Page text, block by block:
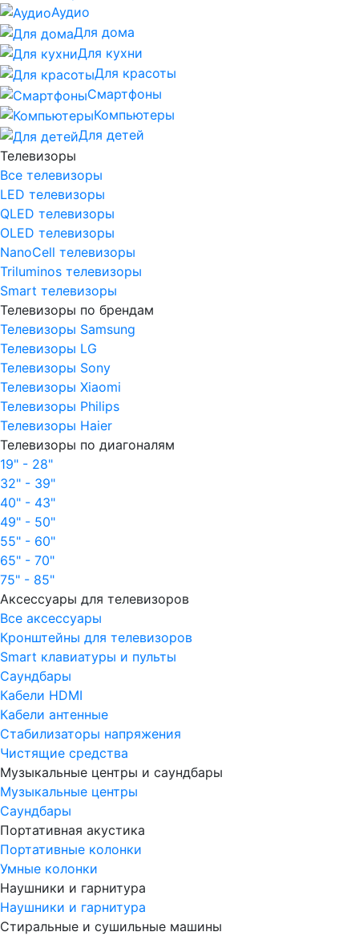
Аудио
Для дома
Для кухни
Для красоты
Смартфоны
Компьютеры
Для детей
Телевизоры
Все телевизоры
LED телевизоры
QLED телевизоры
OLED телевизоры
NanoCell телевизоры
Triluminos телевизоры
Smart телевизоры
Телевизоры по брендам
Телевизоры Samsung
Телевизоры LG
Телевизоры Sony
Телевизоры Xiaomi
Телевизоры Philips
Телевизоры Haier
Телевизоры по диагоналям
19" - 28"
32" - 39"
40" - 43"
49" - 50"
55" - 60"
65" - 70"
75" - 85"
Аксессуары для телевизоров
Все аксессуары
Кронштейны для телевизоров
Smart клавиатуры и пульты
Саундбары
Кабели HDMI
Кабели антенные
Стабилизаторы напряжения
Чистящие средства
Музыкальные центры и саундбары
Музыкальные центры
Саундбары
Портативная акустика
Портативные колонки
Умные колонки
Наушники и гарнитура
Наушники и гарнитура
Стиральные и сушильные машины